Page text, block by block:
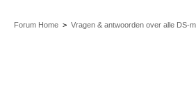
Forum Home > Vragen & antwoorden over alle DS-